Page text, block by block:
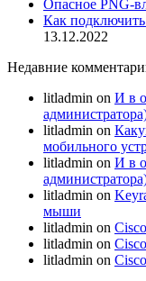
Опасное PNG-
Как
13.12.2022
Недавние
litladmin on И в
litladmin on
мобильного
litladmin on И в
litladmin on
мыши
litladmin on
litladmin on
litladmin on